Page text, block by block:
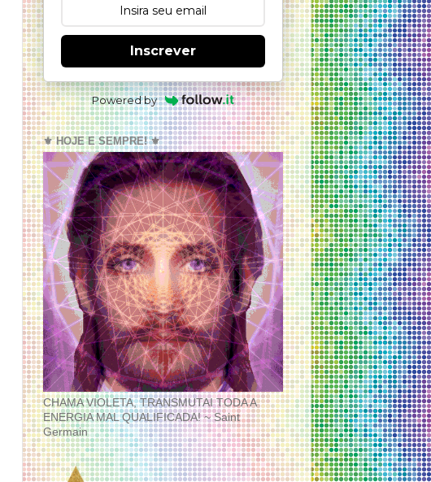
Inscrever
Powered by
⚜️ HOJE E SEMPRE! ⚜️
CHAMA VIOLETA, TRANSMUTAI TODA A
ENERGIA MAL QUALIFICADA! ~ Saint
Germain